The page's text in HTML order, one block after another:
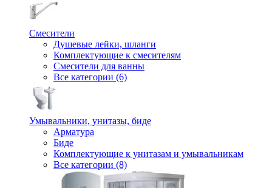
Смесители
Душевые лейки, шланги
Комплектующие к смесителям
Смесители для ванны
Все категории (6)
Умывальники, унитазы, биде
Арматура
Биде
Комплектующие к унитазам и умывальникам
Все категории (8)